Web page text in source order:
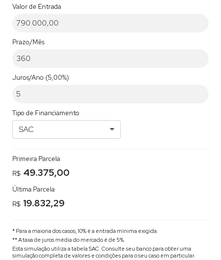
Valor de Entrada
Prazo/Mês
Juros/Ano (5,00%)
Tipo de Financiamento
SAC
Primeira Parcela
R$ 49.375,00
Última Parcela
R$ 19.832,29
* Para a maioria dos casos, 10% é a entrada mínima exigida.
** A taxa de juros média do mercado é de 5%.
Esta simulação utiliza a tabela SAC. Consulte seu banco para obter uma
simulação completa de valores e condições para o seu caso em particular.